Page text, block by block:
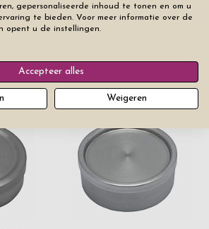
Niet op voorraad
gepersonaliseerde inhoud te tonen en om u
te bieden. Voor meer informatie over de
opent u de instellingen.
Accepteer alles
Weigeren